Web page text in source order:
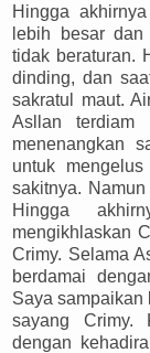
Hingga
lebih besar
tidak beraturan.
dinding, dan
sakratul maut.
Asllan terdiam
menenangkan
untuk
sakitnya.
Hingga
mengikhlaskan
Crimy. Selama
berdamai
Saya sampaikan
sayang Crimy.
dengan